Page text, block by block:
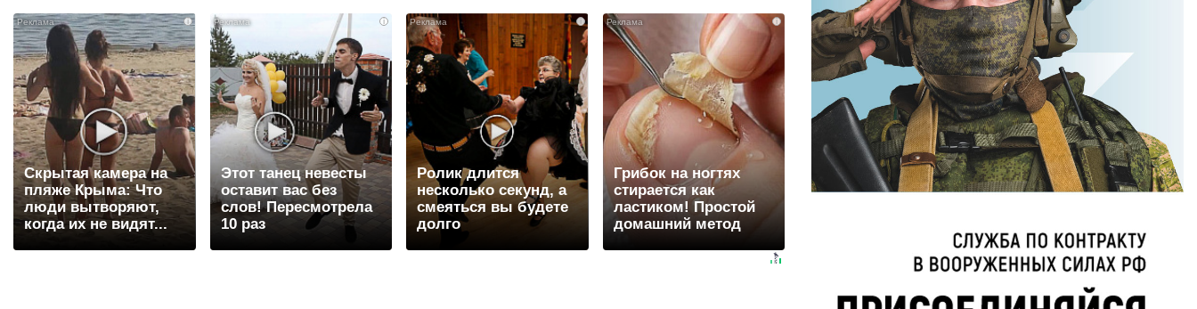
i
Скрытая камера на
пляже Крыма: Что
люди вытворяют,
когда их не видят...
i
Этот танец невесты
оставит вас без
слов! Пересмотрела
10 раз
i
Ролик длится
несколько секунд, а
смеяться вы будете
долго
i
Грибок на ногтях
стирается как
ластиком! Простой
домашний метод